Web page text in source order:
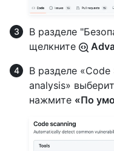
В разделе
щелкните
В разделе
analysis»
нажмите «По